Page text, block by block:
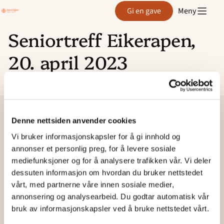
Denne nettsiden anvender cookies
Vi bruker informasjonskapsler for å gi innhold og
annonser et personlig preg, for å levere sosiale
mediefunksjoner og for å analysere trafikken vår. Vi deler
dessuten informasjon om hvordan du bruker nettstedet
vårt, med partnerne våre innen sosiale medier,
annonsering og analysearbeid. Du godtar automatisk vår
bruk av informasjonskapsler ved å bruke nettstedet vårt.
Hopp
til
innhold
Agder Gi en gave Meny
Seniortreff Eikerapen,
20. april 2023
Region
Agder
Besøk og postsadresse:
Bibelskolen i Grimstad